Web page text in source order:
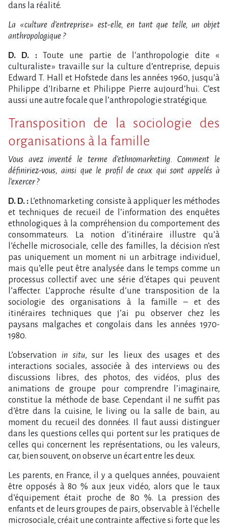
dans la réalité.
La « culture d’entreprise » est-elle, en tant que telle, un objet
anthropologique ?
D. D. : Toute une partie de l’anthropologie dite «
culturaliste » travaille sur la culture d’entreprise, depuis
Edward T. Hall et Hofstede dans les années 1960, jusqu’à
Philippe d’Iribarne et Philippe Pierre aujourd’hui. C’est
aussi une autre focale que l’anthropologie stratégique.
Transposition de la sociologie des
organisations à la famille
Vous avez inventé le terme d’ethnomarketing. Comment le
définiriez-vous, ainsi que le profil de ceux qui sont appelés à
l’exercer ?
D. D. : L’ethnomarketing consiste à appliquer les méthodes
et techniques de recueil de l’information des enquêtes
ethnologiques à la compréhension du comportement des
consommateurs. La notion d’itinéraire illustre qu’à
l’échelle microsociale, celle des familles, la décision n’est
pas uniquement un moment ni un arbitrage individuel,
mais qu’elle peut être analysée dans le temps comme un
processus collectif avec une série d’étapes qui peuvent
l’affecter. L’approche résulte d’une transposition de la
sociologie des organisations à la famille – et des
itinéraires techniques que j’ai pu observer chez les
paysans malgaches et congolais dans les années 1970-
1980.
L’observation in situ, sur les lieux des usages et des
interactions sociales, associée à des interviews ou des
discussions libres, des photos, des vidéos, plus des
animations de groupe pour comprendre l’imaginaire,
constitue la méthode de base. Cependant il ne suffit pas
d’être dans la cuisine, le living ou la salle de bain, au
moment du recueil des données. Il faut aussi distinguer
dans les questions celles qui portent sur les pratiques de
celles qui concernent les représentations, ou les valeurs,
car, bien souvent, on observe un écart entre les deux.
Les parents, en France, il y a quelques années, pouvaient
être opposés à 80 % aux jeux vidéo, alors que le taux
d’équipement était proche de 80 %. La pression des
enfants et de leurs groupes de pairs, observable à l’échelle
microsociale, créait une contrainte affective si forte que les